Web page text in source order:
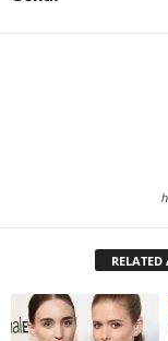
RELATED